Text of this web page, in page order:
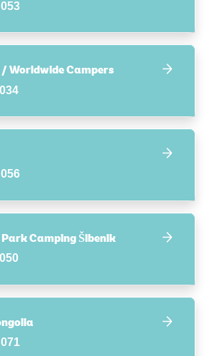
Worldwide Campers
Camping Šibenik